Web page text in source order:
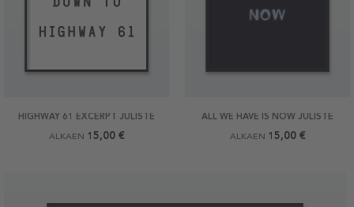
HIGHWAY 61 EXCERPT JULISTE
ALKAEN 15,00 €
ALL WE HAVE IS NOW JULISTE
ALKAEN 15,00 €